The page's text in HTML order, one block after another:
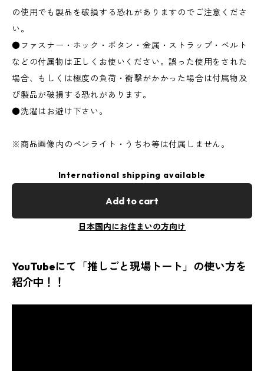
の使用でも製品を破損する恐れがありますのでご注意くださ
い。
●ファスナー・ホック・ボタン・金属・ストラップ・ベルト
などの付属物は正しくお使いください。誤った使用をされた
場合、もしくは極度の負荷・衝撃がかかった場合は付属物及
び製品が破損する恐れがあります。
●洗濯はお避け下さい。
※商品画像内のペンライト・うちわ等は付属しません。
International shipping available
Add to cart
日本国内にお住まいの方向け
YouTubeにて「推しごと現場トート」の使い方を
紹介中！！